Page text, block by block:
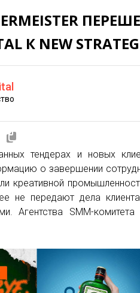
К NEW
тендерах и новых
о завершении
креативной
не передают дела
Агентства SMM-